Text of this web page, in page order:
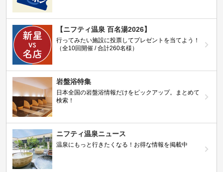
【ニフティ温泉 百名湯2026】
行ってみたい施設に投票してプレゼントを当てよう！
（全10回開催 / 合計260名様）
岩盤浴特集
日本全国の岩盤浴情報だけをピックアップ。まとめて
検索！
ニフティ温泉ニュース
温泉にもっと行きたくなる！お得な情報を掲載中